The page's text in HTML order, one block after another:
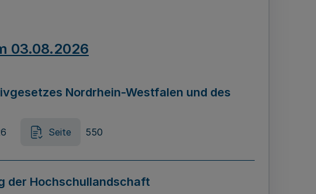
03.08.2026
Nordrhein-Westfalen und des
Seite 550
der Hochschullandschaft